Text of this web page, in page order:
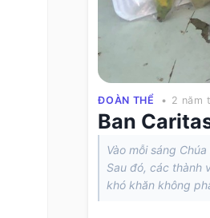
ĐOÀN THỂ • 2 năm
Ban
Vào mỗi sáng
Sau đó, các thành
khó khăn không